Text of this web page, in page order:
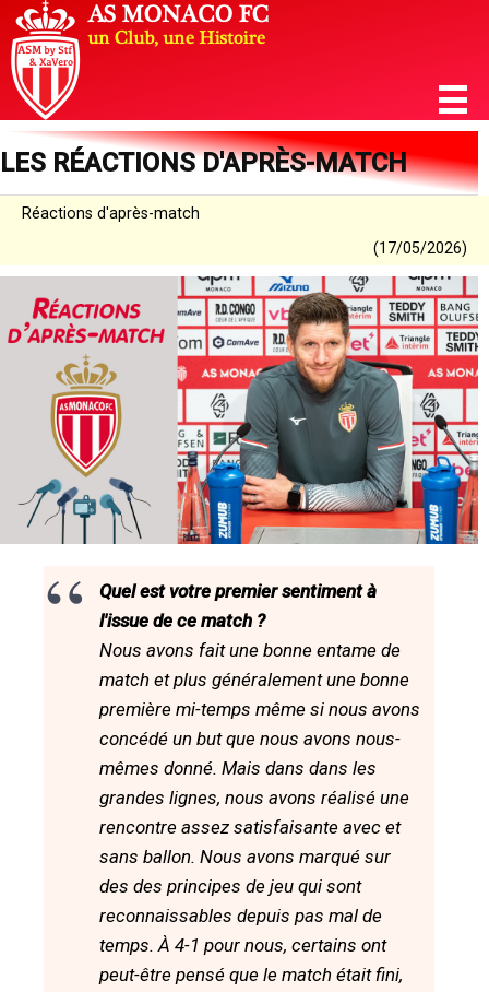
LES RÉACTIONS D'APRÈS-MATCH
Réactions d'après-match
(17/05/2026)
Quel est votre premier sentiment à
l'issue de ce match ?
Nous avons fait une bonne entame de
match et plus généralement une bonne
première mi-temps même si nous avons
concédé un but que nous avons nous-
mêmes donné. Mais dans dans les
grandes lignes, nous avons réalisé une
rencontre assez satisfaisante avec et
sans ballon. Nous avons marqué sur
des des principes de jeu qui sont
reconnaissables depuis pas mal de
temps. À 4-1 pour nous, certains ont
peut-être pensé que le match était fini,